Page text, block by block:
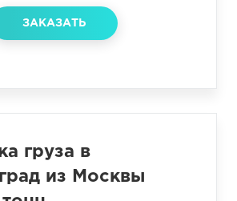
ЗАКАЗАТЬ
груза в
из Москвы